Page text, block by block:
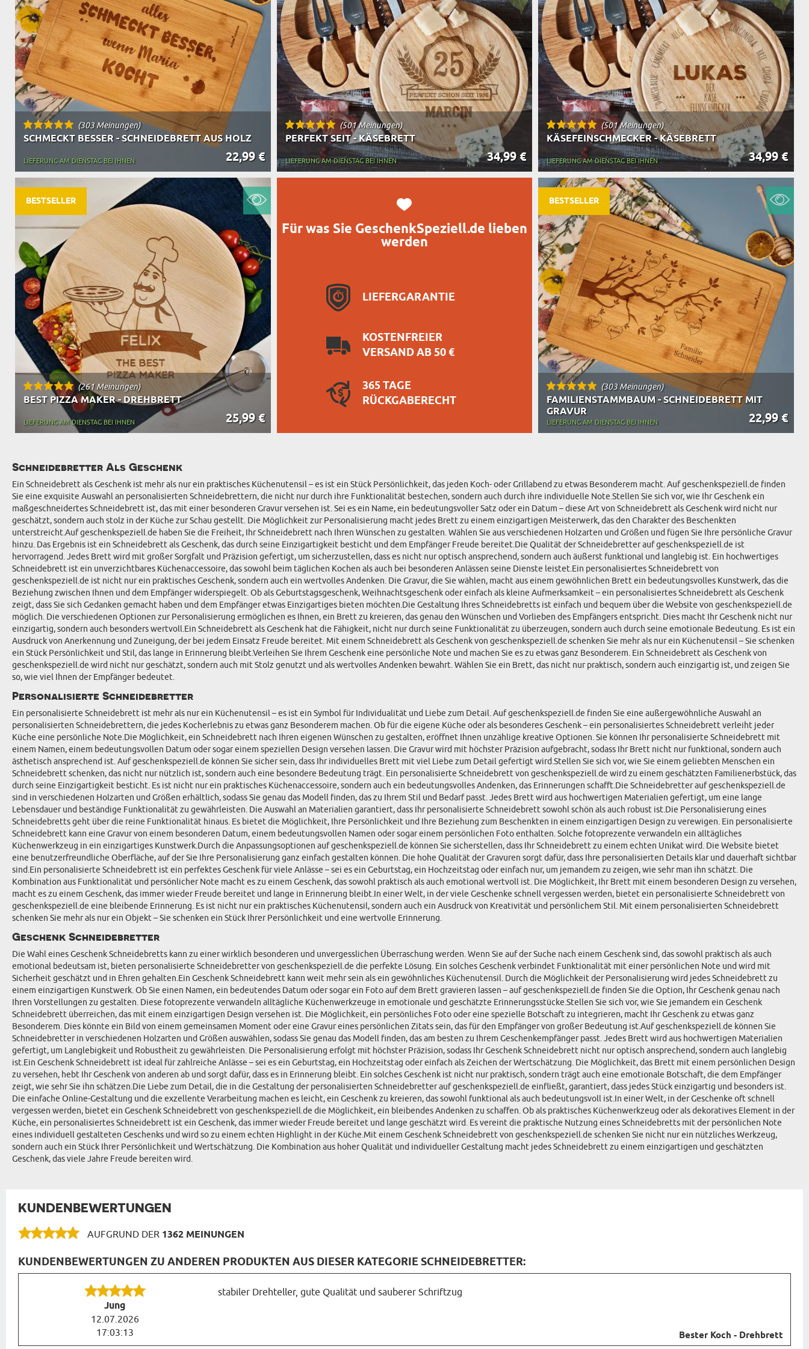
GESCHENKE FÜR SCHWIEGERELTERNART DES GESCHENKS
TASSEN BESTSELLER
(303 Meinungen)
SCHMECKT BESSER - SCHNEIDEBRETT AUS HOLZ
22,99 €
LIEFERUNG AM DIENSTAG BEI IHNEN
(501 Meinungen)
PERFEKT SEIT - KÄSEBRETT
34,99 €
LIEFERUNG AM DIENSTAG BEI IHNEN
Für was Sie GeschenkSpeziell.de lieben
werden
LIEFERGARANTIE
KOSTENFREIER
VERSAND AB 50 €
365 TAGE
RÜCKGABERECHT
(501 Meinungen)
KÄSEFEINSCHMECKER - KÄSEBRETT
34,99 €
LIEFERUNG AM DIENSTAG BEI IHNEN
(261 Meinungen)
BEST PIZZA MAKER - DREHBRETT
25,99 €
LIEFERUNG AM DIENSTAG BEI IHNEN
BESTSELLER
(303 Meinungen)
FAMILIENSTAMMBAUM - SCHNEIDEBRETT MIT
GRAVUR
22,99 €
LIEFERUNG AM DIENSTAG BEI IHNEN
BESTSELLER
Schneidebretter Als Geschenk
Ein Schneidebrett als Geschenk ist mehr als nur ein praktisches Küchenutensil – es ist ein Stück Persönlichkeit, das jeden Koch- oder Grillabend zu etwas Besonderem macht. Auf geschenkspeziell.de finden
Sie eine exquisite Auswahl an personalisierten Schneidebrettern, die nicht nur durch ihre Funktionalität bestechen, sondern auch durch ihre individuelle Note.Stellen Sie sich vor, wie Ihr Geschenk ein
maßgeschneidertes Schneidebrett ist, das mit einer besonderen Gravur versehen ist. Sei es ein Name, ein bedeutungsvoller Satz oder ein Datum – diese Art von Schneidebrett als Geschenk wird nicht nur
geschätzt, sondern auch stolz in der Küche zur Schau gestellt. Die Möglichkeit zur Personalisierung macht jedes Brett zu einem einzigartigen Meisterwerk, das den Charakter des Beschenkten
unterstreicht.Auf geschenkspeziell.de haben Sie die Freiheit, Ihr Schneidebrett nach Ihren Wünschen zu gestalten. Wählen Sie aus verschiedenen Holzarten und Größen und fügen Sie Ihre persönliche Gravur
hinzu. Das Ergebnis ist ein Schneidebrett als Geschenk, das durch seine Einzigartigkeit besticht und dem Empfänger Freude bereitet.Die Qualität der Schneidebretter auf geschenkspeziell.de ist
hervorragend. Jedes Brett wird mit großer Sorgfalt und Präzision gefertigt, um sicherzustellen, dass es nicht nur optisch ansprechend, sondern auch äußerst funktional und langlebig ist. Ein hochwertiges
Schneidebrett ist ein unverzichtbares Küchenaccessoire, das sowohl beim täglichen Kochen als auch bei besonderen Anlässen seine Dienste leistet.Ein personalisiertes Schneidebrett von
geschenkspeziell.de ist nicht nur ein praktisches Geschenk, sondern auch ein wertvolles Andenken. Die Gravur, die Sie wählen, macht aus einem gewöhnlichen Brett ein bedeutungsvolles Kunstwerk, das die
Beziehung zwischen Ihnen und dem Empfänger widerspiegelt. Ob als Geburtstagsgeschenk, Weihnachtsgeschenk oder einfach als kleine Aufmerksamkeit – ein personalisiertes Schneidebrett als Geschenk
zeigt, dass Sie sich Gedanken gemacht haben und dem Empfänger etwas Einzigartiges bieten möchten.Die Gestaltung Ihres Schneidebretts ist einfach und bequem über die Website von geschenkspeziell.de
möglich. Die verschiedenen Optionen zur Personalisierung ermöglichen es Ihnen, ein Brett zu kreieren, das genau den Wünschen und Vorlieben des Empfängers entspricht. Dies macht Ihr Geschenk nicht nur
einzigartig, sondern auch besonders wertvoll.Ein Schneidebrett als Geschenk hat die Fähigkeit, nicht nur durch seine Funktionalität zu überzeugen, sondern auch durch seine emotionale Bedeutung. Es ist ein
Ausdruck von Anerkennung und Zuneigung, der bei jedem Einsatz Freude bereitet. Mit einem Schneidebrett als Geschenk von geschenkspeziell.de schenken Sie mehr als nur ein Küchenutensil – Sie schenken
ein Stück Persönlichkeit und Stil, das lange in Erinnerung bleibt.Verleihen Sie Ihrem Geschenk eine persönliche Note und machen Sie es zu etwas ganz Besonderem. Ein Schneidebrett als Geschenk von
geschenkspeziell.de wird nicht nur geschätzt, sondern auch mit Stolz genutzt und als wertvolles Andenken bewahrt. Wählen Sie ein Brett, das nicht nur praktisch, sondern auch einzigartig ist, und zeigen Sie
so, wie viel Ihnen der Empfänger bedeutet.
Personalisierte Schneidebretter
Ein personalisierte Schneidebrett ist mehr als nur ein Küchenutensil – es ist ein Symbol für Individualität und Liebe zum Detail. Auf geschenkspeziell.de finden Sie eine außergewöhnliche Auswahl an
personalisierten Schneidebrettern, die jedes Kocherlebnis zu etwas ganz Besonderem machen. Ob für die eigene Küche oder als besonderes Geschenk – ein personalisiertes Schneidebrett verleiht jeder
Küche eine persönliche Note.Die Möglichkeit, ein Schneidebrett nach Ihren eigenen Wünschen zu gestalten, eröffnet Ihnen unzählige kreative Optionen. Sie können Ihr personalisierte Schneidebrett mit
einem Namen, einem bedeutungsvollen Datum oder sogar einem speziellen Design versehen lassen. Die Gravur wird mit höchster Präzision aufgebracht, sodass Ihr Brett nicht nur funktional, sondern auch
ästhetisch ansprechend ist. Auf geschenkspeziell.de können Sie sicher sein, dass Ihr individuelles Brett mit viel Liebe zum Detail gefertigt wird.Stellen Sie sich vor, wie Sie einem geliebten Menschen ein
Schneidebrett schenken, das nicht nur nützlich ist, sondern auch eine besondere Bedeutung trägt. Ein personalisierte Schneidebrett von geschenkspeziell.de wird zu einem geschätzten Familienerbstück, das
durch seine Einzigartigkeit besticht. Es ist nicht nur ein praktisches Küchenaccessoire, sondern auch ein bedeutungsvolles Andenken, das Erinnerungen schafft.Die Schneidebretter auf geschenkspeziell.de
sind in verschiedenen Holzarten und Größen erhältlich, sodass Sie genau das Modell finden, das zu Ihrem Stil und Bedarf passt. Jedes Brett wird aus hochwertigen Materialien gefertigt, um eine lange
Lebensdauer und beständige Funktionalität zu gewährleisten. Die Auswahl an Materialien garantiert, dass Ihr personalisierte Schneidebrett sowohl schön als auch robust ist.Die Personalisierung eines
Schneidebretts geht über die reine Funktionalität hinaus. Es bietet die Möglichkeit, Ihre Persönlichkeit und Ihre Beziehung zum Beschenkten in einem einzigartigen Design zu verewigen. Ein personalisierte
Schneidebrett kann eine Gravur von einem besonderen Datum, einem bedeutungsvollen Namen oder sogar einem persönlichen Foto enthalten. Solche fotoprezente verwandeln ein alltägliches
Küchenwerkzeug in ein einzigartiges Kunstwerk.Durch die Anpassungsoptionen auf geschenkspeziell.de können Sie sicherstellen, dass Ihr Schneidebrett zu einem echten Unikat wird. Die Website bietet
eine benutzerfreundliche Oberfläche, auf der Sie Ihre Personalisierung ganz einfach gestalten können. Die hohe Qualität der Gravuren sorgt dafür, dass Ihre personalisierten Details klar und dauerhaft sichtbar
sind.Ein personalisierte Schneidebrett ist ein perfektes Geschenk für viele Anlässe – sei es ein Geburtstag, ein Hochzeitstag oder einfach nur, um jemandem zu zeigen, wie sehr man ihn schätzt. Die
Kombination aus Funktionalität und persönlicher Note macht es zu einem Geschenk, das sowohl praktisch als auch emotional wertvoll ist. Die Möglichkeit, Ihr Brett mit einem besonderen Design zu versehen,
macht es zu einem Geschenk, das immer wieder Freude bereitet und lange in Erinnerung bleibt.In einer Welt, in der viele Geschenke schnell vergessen werden, bietet ein personalisierte Schneidebrett von
geschenkspeziell.de eine bleibende Erinnerung. Es ist nicht nur ein praktisches Küchenutensil, sondern auch ein Ausdruck von Kreativität und persönlichem Stil. Mit einem personalisierten Schneidebrett
schenken Sie mehr als nur ein Objekt – Sie schenken ein Stück Ihrer Persönlichkeit und eine wertvolle Erinnerung.
Geschenk Schneidebretter
Die Wahl eines Geschenk Schneidebretts kann zu einer wirklich besonderen und unvergesslichen Überraschung werden. Wenn Sie auf der Suche nach einem Geschenk sind, das sowohl praktisch als auch
emotional bedeutsam ist, bieten personalisierte Schneidebretter von geschenkspeziell.de die perfekte Lösung. Ein solches Geschenk verbindet Funktionalität mit einer persönlichen Note und wird mit
Sicherheit geschätzt und in Ehren gehalten.Ein Geschenk Schneidebrett kann weit mehr sein als ein gewöhnliches Küchenutensil. Durch die Möglichkeit der Personalisierung wird jedes Schneidebrett zu
einem einzigartigen Kunstwerk. Ob Sie einen Namen, ein bedeutendes Datum oder sogar ein Foto auf dem Brett gravieren lassen – auf geschenkspeziell.de finden Sie die Option, Ihr Geschenk genau nach
Ihren Vorstellungen zu gestalten. Diese fotoprezente verwandeln alltägliche Küchenwerkzeuge in emotionale und geschätzte Erinnerungsstücke.Stellen Sie sich vor, wie Sie jemandem ein Geschenk
Schneidebrett überreichen, das mit einem einzigartigen Design versehen ist. Die Möglichkeit, ein persönliches Foto oder eine spezielle Botschaft zu integrieren, macht Ihr Geschenk zu etwas ganz
Besonderem. Dies könnte ein Bild von einem gemeinsamen Moment oder eine Gravur eines persönlichen Zitats sein, das für den Empfänger von großer Bedeutung ist.Auf geschenkspeziell.de können Sie
Schneidebretter in verschiedenen Holzarten und Größen auswählen, sodass Sie genau das Modell finden, das am besten zu Ihrem Geschenkempfänger passt. Jedes Brett wird aus hochwertigen Materialien
gefertigt, um Langlebigkeit und Robustheit zu gewährleisten. Die Personalisierung erfolgt mit höchster Präzision, sodass Ihr Geschenk Schneidebrett nicht nur optisch ansprechend, sondern auch langlebig
ist.Ein Geschenk Schneidebrett ist ideal für zahlreiche Anlässe – sei es ein Geburtstag, ein Hochzeitstag oder einfach als Zeichen der Wertschätzung. Die Möglichkeit, das Brett mit einem persönlichen Design
zu versehen, hebt Ihr Geschenk von anderen ab und sorgt dafür, dass es in Erinnerung bleibt. Ein solches Geschenk ist nicht nur praktisch, sondern trägt auch eine emotionale Botschaft, die dem Empfänger
zeigt, wie sehr Sie ihn schätzen.Die Liebe zum Detail, die in die Gestaltung der personalisierten Schneidebretter auf geschenkspeziell.de einfließt, garantiert, dass jedes Stück einzigartig und besonders ist.
Die einfache Online-Gestaltung und die exzellente Verarbeitung machen es leicht, ein Geschenk zu kreieren, das sowohl funktional als auch bedeutungsvoll ist.In einer Welt, in der Geschenke oft schnell
vergessen werden, bietet ein Geschenk Schneidebrett von geschenkspeziell.de die Möglichkeit, ein bleibendes Andenken zu schaffen. Ob als praktisches Küchenwerkzeug oder als dekoratives Element in der
Küche, ein personalisiertes Schneidebrett ist ein Geschenk, das immer wieder Freude bereitet und lange geschätzt wird. Es vereint die praktische Nutzung eines Schneidebretts mit der persönlichen Note
eines individuell gestalteten Geschenks und wird so zu einem echten Highlight in der Küche.Mit einem Geschenk Schneidebrett von geschenkspeziell.de schenken Sie nicht nur ein nützliches Werkzeug,
sondern auch ein Stück Ihrer Persönlichkeit und Wertschätzung. Die Kombination aus hoher Qualität und individueller Gestaltung macht jedes Schneidebrett zu einem einzigartigen und geschätzten
Geschenk, das viele Jahre Freude bereiten wird.
KUNDENBEWERTUNGEN
AUFGRUND DER 1362 MEINUNGEN
KUNDENBEWERTUNGEN ZU ANDEREN PRODUKTEN AUS DIESER KATEGORIE SCHNEIDEBRETTER:
Jung
12.07.2026
17:03:13
stabiler Drehteller, gute Qualität und sauberer Schriftzug
Bester Koch - Drehbrett